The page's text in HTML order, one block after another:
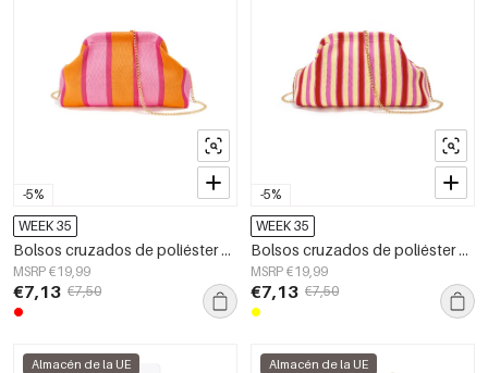
-5%
WEEK 35
Bolsos cruzados de poliéster a rayas y accesorios
MSRP €19,99
€7,13 €7,50
-5%
WEEK 35
Bolsos cruzados de poliéster a rayas y accesorios
MSRP €19,99
€7,13 €7,50
Almacén de la UE Almacén de la UE